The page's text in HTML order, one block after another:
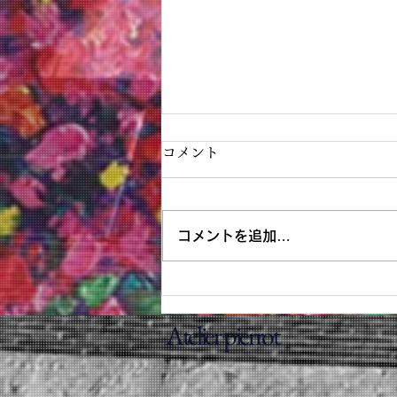
神戸阪急画業40周年記念清水
新也油絵展✨🌈😀㊗️
コメント
コメントを追加…
Atelier pierrot